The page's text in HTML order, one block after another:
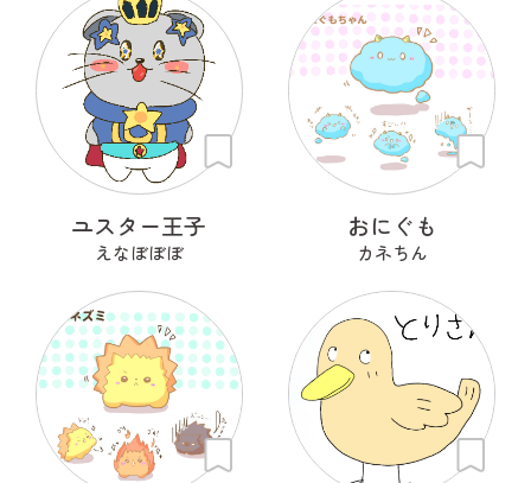
ユスター王子
えなぼぼぼ
おにぐも
カネちん